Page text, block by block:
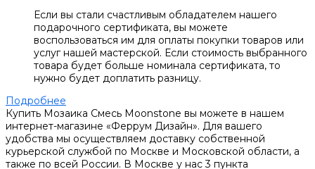
Если вы стали счастливым обладателем нашего
подарочного сертификата, вы можете
воспользоваться им для оплаты покупки товаров или
услуг нашей мастерской. Если стоимость выбранного
товара будет больше номинала сертификата, то
нужно будет доплатить разницу.
Подробнее
Купить Мозаика Смесь Moonstone вы можете в нашем
интернет-магазине «Феррум Дизайн». Для вашего
удобства мы осуществляем доставку собственной
курьерской службой по Москве и Московской области, а
также по всей России. В Москве у нас 3 пункта